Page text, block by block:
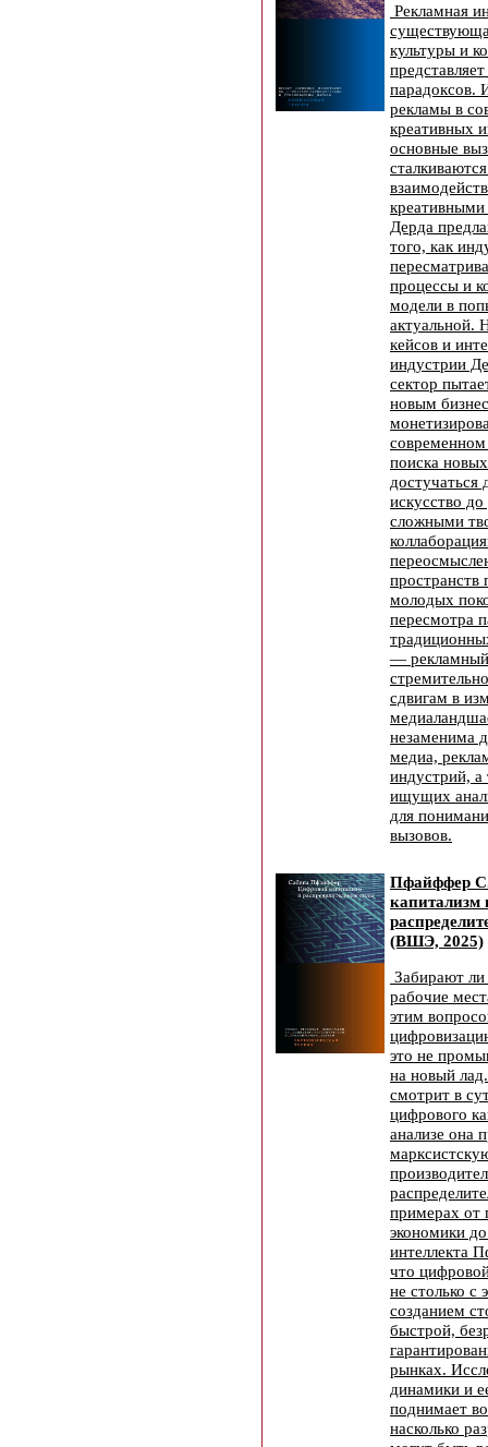
Рекламная
культуры и
парадоксов.
рекламы в
креативных
основные
креативными
Дерда
того, как
процессы и
модели в
актуальной.
кейсов и
индустрии
сектор
новым
поиска
достучаться
искусство
сложными
пространств
молодых
пересмотра
— рекламный
сдвигам в
незаменима
медиа,
индустрий, а
ищущих
для
вызовов.
Пфайффер
капитализм
(ВШЭ, 2025)
Забирают
рабочие
этим
это не
на новый
смотрит в
цифрового
анализе она
примерах от
экономики
интеллекта
что
не столько с
созданием
быстрой,
рынках.
динамики и
поднимает
насколько